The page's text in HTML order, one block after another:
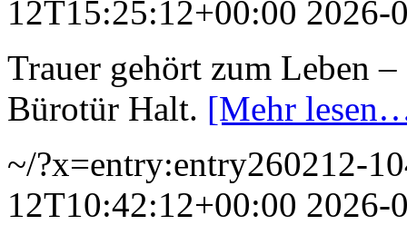
12T15:25:12+00:00 2026-
Trauer gehört zum Leben
Bürotür Halt. [Mehr
~/?x=entry:entry260212-
12T10:42:12+00:00 2026-